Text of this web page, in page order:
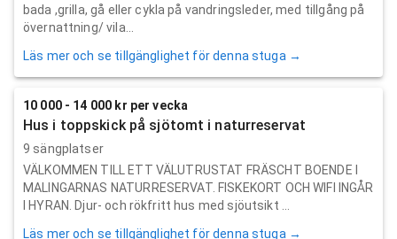
bada ,grilla, gå eller cykla på vandringsleder, med tillgång på
övernattning/ vila...
Läs mer och se tillgänglighet för denna stuga →
10 000 - 14 000 kr per vecka
Hus i toppskick på sjötomt i naturreservat
9 sängplatser
VÄLKOMMEN TILL ETT VÄLUTRUSTAT FRÄSCHT BOENDE I
MALINGARNAS NATURRESERVAT. FISKEKORT OCH WIFI INGÅR
I HYRAN. Djur- och rökfritt hus med sjöutsikt ...
Läs mer och se tillgänglighet för denna stuga →